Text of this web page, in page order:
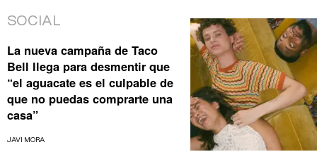
SOCIAL
La nueva campaña de Taco
Bell llega para desmentir que
“el aguacate es el culpable de
que no puedas comprarte una
casa”
JAVI MORA